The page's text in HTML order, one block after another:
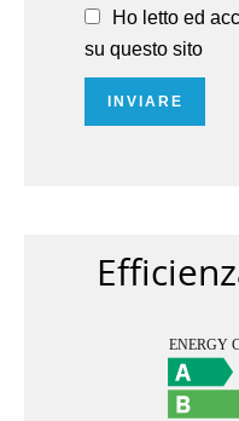
Ho letto ed
su questo sito
INVIARE